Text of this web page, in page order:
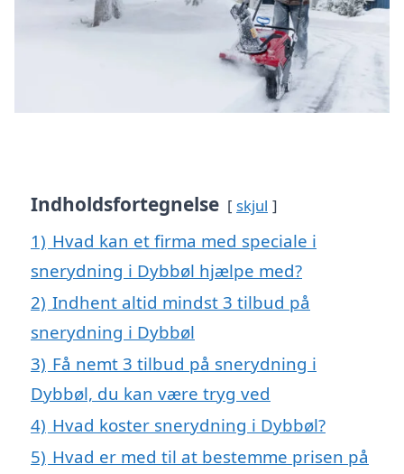
Indholdsfortegnelse skjul
1) Hvad kan et firma med speciale i
snerydning i Dybbøl hjælpe med?
2) Indhent altid mindst 3 tilbud på
snerydning i Dybbøl
3) Få nemt 3 tilbud på snerydning i
Dybbøl, du kan være tryg ved
4) Hvad koster snerydning i Dybbøl?
5) Hvad er med til at bestemme prisen på